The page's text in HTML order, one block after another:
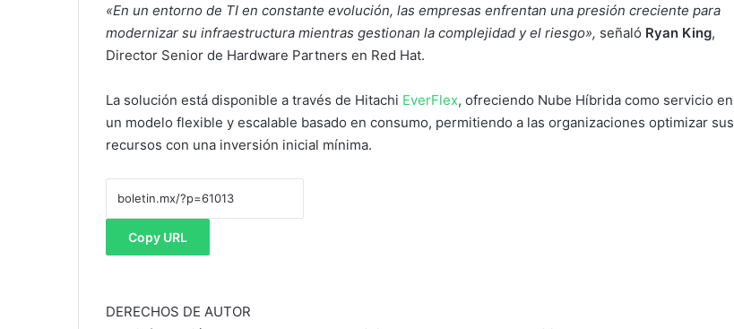
«En un entorno de TI en constante evolución, las empresas enfrentan una presión creciente para
modernizar su infraestructura mientras gestionan la complejidad y el riesgo», señaló Ryan King,
Director Senior de Hardware Partners en Red Hat.
La solución está disponible a través de Hitachi EverFlex, ofreciendo Nube Híbrida como servicio en
un modelo flexible y escalable basado en consumo, permitiendo a las organizaciones optimizar sus
recursos con una inversión inicial mínima.
Copy URL
DERECHOS DE AUTOR